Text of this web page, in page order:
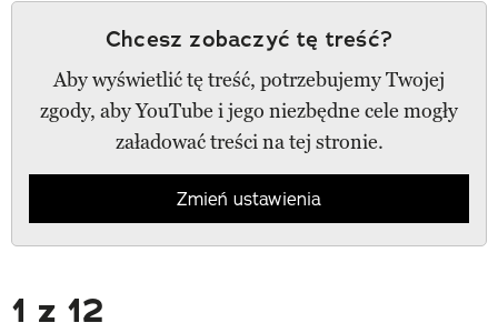
Chcesz zobaczyć tę treść?
Aby wyświetlić tę treść, potrzebujemy Twojej
zgody, aby YouTube i jego niezbędne cele mogły
załadować treści na tej stronie.
Zmień ustawienia
1 z 12